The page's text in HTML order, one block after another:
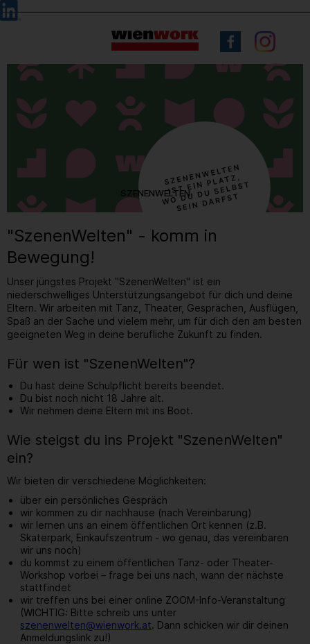
Barrierefreie
Bedienung
Webseite
Sprachauswahl
SZENENWELTEN
"SzenenWelten" - komm in
Bewegung!
Unser jüngstes Projekt "SzenenWelten" ist ein
niederschwelliges Unterstützungsangebot für dich und deine
Eltern. Wir arbeiten mit Tanz, Theater, Gesprächen, Ausflügen,
Spaß an der Sache und vielem mehr, um für dich den am besten
geeigneten Weg in deine berufliche Zukunft zu finden.
Für wen ist "SzenenWelten"?
Du hast deine Schulpflicht bereits beendet.
Du bist noch nicht 18 Jahre alt.
Wir nehmen deine Eltern mit ins Boot.
Wie steigst du ins Projekt "SzenenWelten"
ein?
Wir bieten dir verschiedene Möglichkeiten:
über ein persönliches Gespräch
wir kommen zu dir nachhause (nach Vereinbarung)
wir lernen uns an einem öffentlichen Ort kennen (z.B.
Skaterpark, Einkaufszentrum - wo genau, das vereinbaren
wir uns noch)
du kommst zu einem öffentlichen Tanz- oder Theater-
Workshop vorbei – frage bei uns nach, wann der nächste
stattfindet
wir treffen uns bei einer online ZOOM-Info-Veranstaltung
(WICHTIG: Bitte schreib uns unter
szenenwelten@wienwork.at. Dann schicken wir dir deinen
Anmeldungslink zu!)